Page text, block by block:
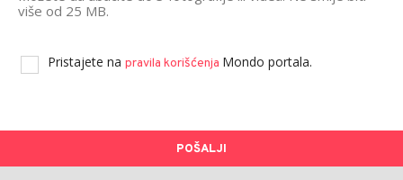
više od 25 MB.
Pristajete na pravila korišćenja Mondo portala.
POŠALJI